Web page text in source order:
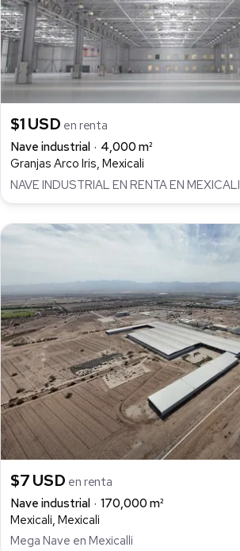
$1 USD en renta
Nave industrial
4,000 m²
Granjas Arco Iris, Mexicali
NAVE INDUSTRIAL EN RENTA EN MEXICALI
$7 USD en renta
Nave industrial
170,000 m²
Mexicali, Mexicali
Mega Nave en Mexicalli